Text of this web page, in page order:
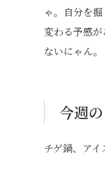
ゃ。自分を
変わる予感
ないにゃん。
今週
チゲ鍋、ア